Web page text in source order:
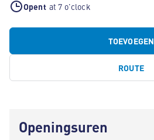
Opent at 7 o'clock
TOEVOEGEN
ROUTE
Openingsuren